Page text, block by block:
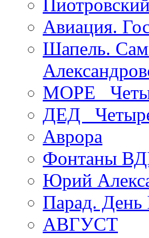
Авиация.
Шапель.
МОРЕ
ДЕД
Аврора
Фонтаны
Юрий
Парад.
АВГУСТ